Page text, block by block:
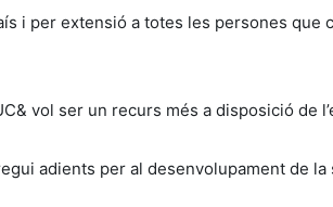
i per extensió a totes les persones que
vol ser un recurs més a disposició de
adients per al desenvolupament de la